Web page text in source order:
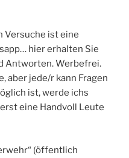
Versuche ist eine
hier erhalten Sie
Antworten. Werbefrei.
aber jede/r kann Fragen
ist, werde ichs
eine Handvoll Leute
(öffentlich